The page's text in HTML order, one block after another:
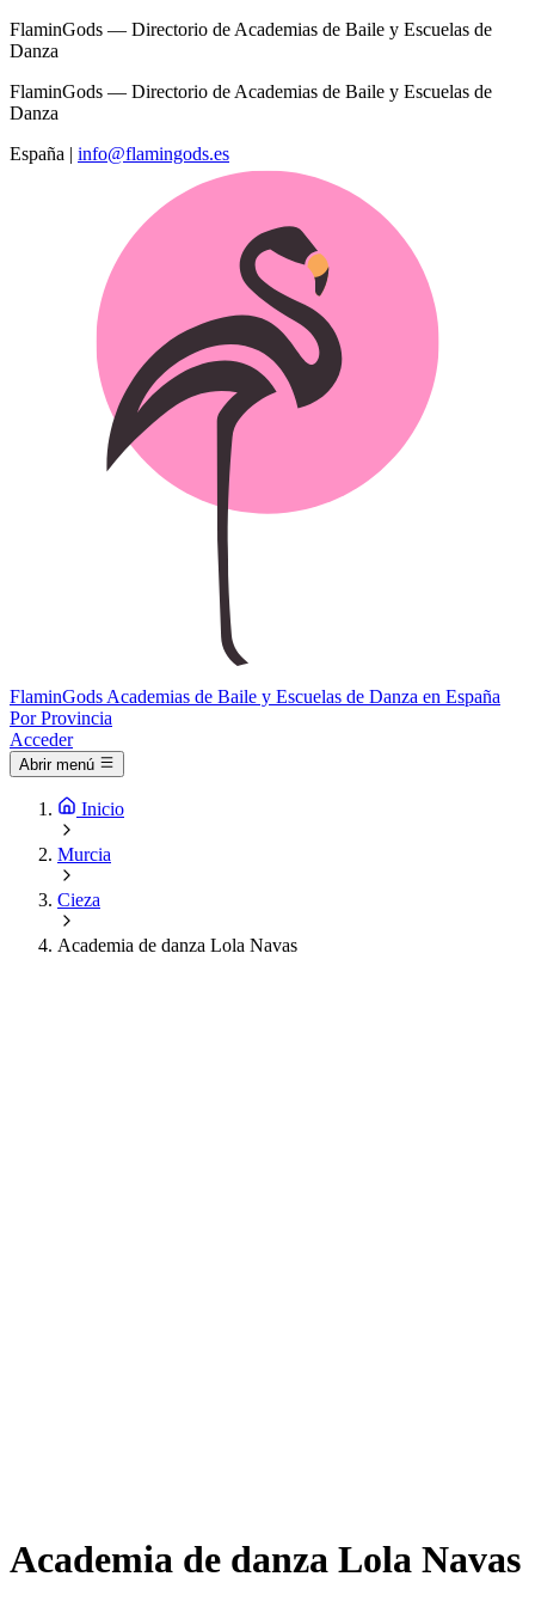
FlaminGods — Directorio de Academias de Baile y Escuelas de
Danza
FlaminGods — Directorio de Academias de Baile y Escuelas de
Danza
España | info@flamingods.es
FlaminGods Academias de Baile y Escuelas de Danza en España
Por Provincia
Acceder
Abrir menú
Inicio
Murcia
Cieza
Academia de danza Lola Navas
Academia de danza Lola Navas